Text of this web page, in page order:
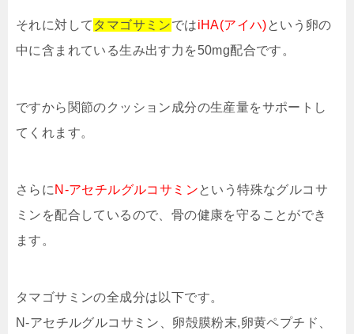
それに対して タマゴサミンではiHA(アイハ)という卵の
中に含まれている生み出す力を50mg配合です。
ですから関節のクッション成分の生産量をサポートし
てくれます。
さらに N-アセチルグルコサミンという特殊なグルコサ
ミンを配合しているので、骨の健康を守ることができ
ます。
タマゴサミンの全成分は以下です。
N-アセチルグルコサミン、卵殻膜粉末,卵黄ペプチド、